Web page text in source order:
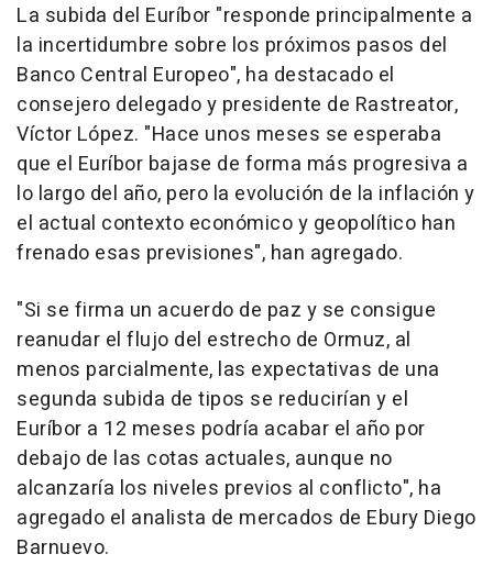
La subida del Euríbor "responde principalmente a
la incertidumbre sobre los próximos pasos del
Banco Central Europeo", ha destacado el
consejero delegado y presidente de Rastreator,
Víctor López. "Hace unos meses se esperaba
que el Euríbor bajase de forma más progresiva a
lo largo del año, pero la evolución de la inflación y
el actual contexto económico y geopolítico han
frenado esas previsiones", han agregado.
"Si se firma un acuerdo de paz y se consigue
reanudar el flujo del estrecho de Ormuz, al
menos parcialmente, las expectativas de una
segunda subida de tipos se reducirían y el
Euríbor a 12 meses podría acabar el año por
debajo de las cotas actuales, aunque no
alcanzaría los niveles previos al conflicto", ha
agregado el analista de mercados de Ebury Diego
Barnuevo.